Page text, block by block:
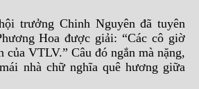
trưởng Chinh Nguyên đã tuyên
Hoa được giải: “Các cô giờ
của VTLV.” Câu đó ngắn mà nặng,
nhà chữ nghĩa quê hương giữa